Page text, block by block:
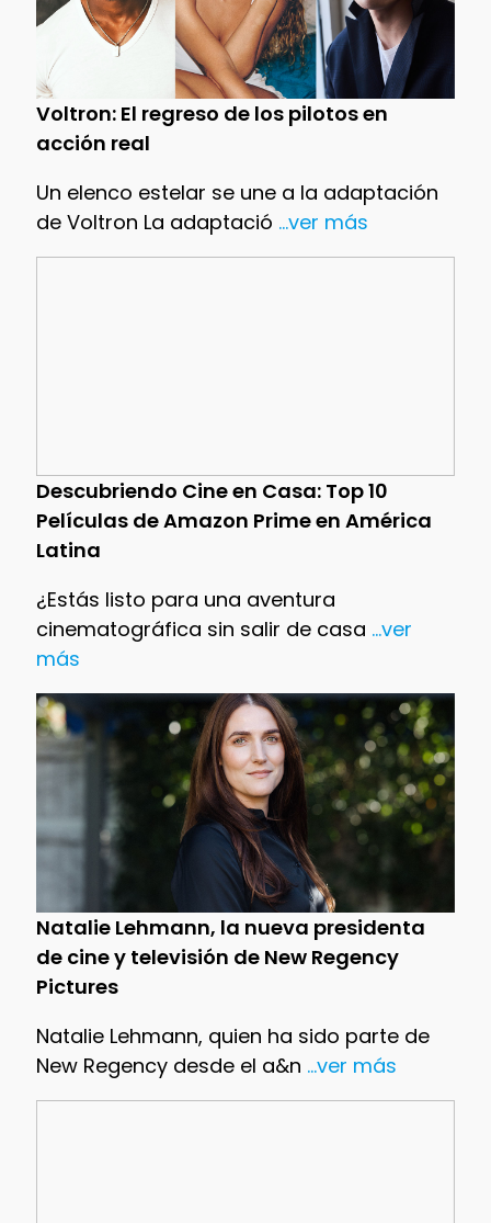
Voltron: El regreso de los pilotos en
acción real
Un elenco estelar se une a la adaptación
de Voltron La adaptació ...ver más
Descubriendo Cine en Casa: Top 10
Películas de Amazon Prime en América
Latina
¿Estás listo para una aventura
cinematográfica sin salir de casa ...ver
más
Natalie Lehmann, la nueva presidenta
de cine y televisión de New Regency
Pictures
Natalie Lehmann, quien ha sido parte de
New Regency desde el a&n ...ver más